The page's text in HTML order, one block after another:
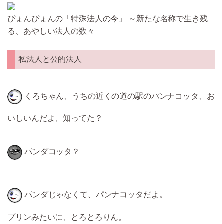
ぴょんぴょんの「特殊法人の今」 ～新たな名称で生き残
る、あやしい法人の数々
私法人と公的法人
くろちゃん、うちの近くの道の駅のパンナコッタ、お
いしいんだよ、知ってた？
パンダコッタ？
パンダじゃなくて、パンナコッタだよ。
プリンみたいに、とろとろりん。